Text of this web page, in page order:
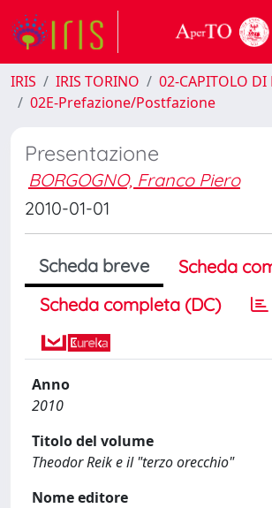
IRIS IRIS TORINO
02-CAPITOLO DI
02E-Prefazione/Postfazione
Presentazione
BORGOGNO, Franco Piero
2010-01-01
Scheda breve
Scheda
Scheda completa (DC)
Anno
2010
Titolo del volume
Theodor Reik e il "terzo orecchio"
Nome editore